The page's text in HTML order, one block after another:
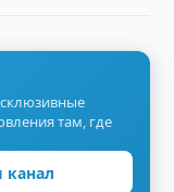
там, где
канал